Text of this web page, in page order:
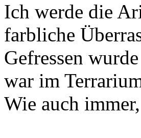
Ich werde die
farbliche
Gefressen
war im
Wie auch